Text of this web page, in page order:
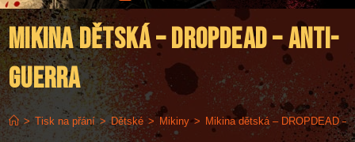
Mikina dětská – DROPDEAD – Anti-
guerra
> Tisk na přání > Dětské > Mikiny > Mikina dětská – DROPDEAD –